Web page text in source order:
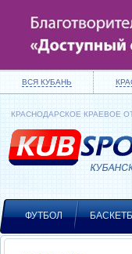
ВСЯ КУБАНЬ
КРАСНОДАРСКОЕ КРАЕВОЕ
ФУТБОЛ